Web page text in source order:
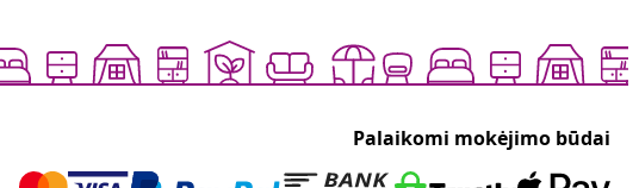
Palaikomi mokėjimo būdai